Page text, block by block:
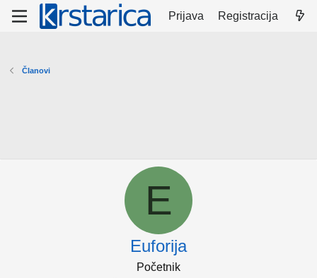
Prijava Registracija
Članovi
E
Euforija
Početnik